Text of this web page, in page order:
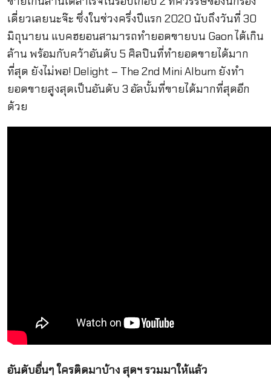
เดี่ยวเลยนะจ๊ะ ซึ่งในช่วงครึ่งปีแรก 2020 นับถึงวันที่ 30
มิถุนายน แบคฮยอนสามารถทำยอดขายบน Gaon ได้เกิน
ล้าน พร้อมกับคว้าอันดับ 5 ศิลปินที่ทำยอดขายได้มาก
ที่สุด ยังไม่พอ! Delight – The 2nd Mini Album ยังทำ
ยอดขายสูงสุดเป็นอันดับ 3 อัลบั้มที่ขายได้มากที่สุดอีก
ด้วย
อันดับอื่นๆ ใครติดมาบ้าง สุดฯ รวมมาให้แล้ว